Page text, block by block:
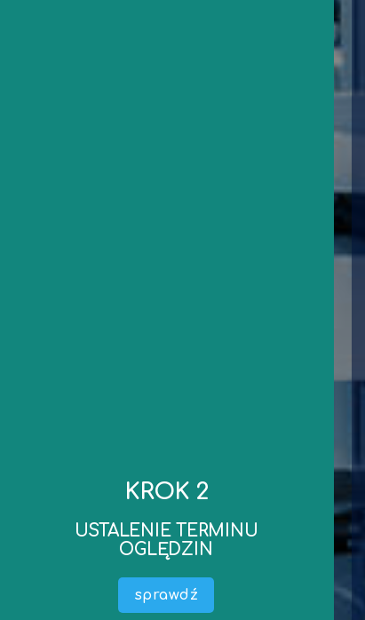
KROK 2
USTALENIE TERMINU
OGLĘDZIN
sprawdź
wykonanie oględzin.
Ustalamy wspólnie termin oględzin (od terminu
oględzin oraz przekazania niezbędnej
dokumentacji liczony jest termin wykonania
wyceny).
robocze od dnia wykonania oględzin/przekazania
niezbędnych dokumentów.